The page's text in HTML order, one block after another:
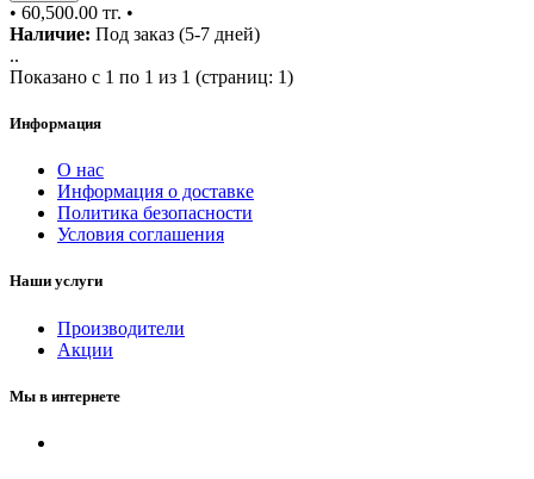
• 60,500.00 тг. •
Наличие: Под заказ (5-7 дней)
..
Показано с 1 по 1 из 1 (страниц: 1)
Информация
О нас
Информация о доставке
Политика безопасности
Условия соглашения
Наши услуги
Производители
Акции
Мы в интернете